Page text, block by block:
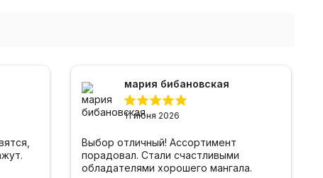
мария бибановская
11 июня 2026
Выбор отличный! Ассортимент
порадовал. Стали счастливыми
обладателями хорошего мангала.